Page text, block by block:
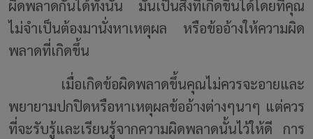
ผิดพลาดกันได้ทั้งนั้น มันเป็นสิ่งที่เกิดขึ้นได้โดยที่คุณ
ไม่จำเป็นต้องมานั่งหาเหตุผล หรือข้ออ้างให้ความผิด
พลาดที่เกิดขึ้น
เมื่อเกิดข้อผิดพลาดขึ้นคุณไม่ควรจะอายและ
พยายามปกปิดหรือหาเหตุผลข้ออ้างต่างๆนาๆ แต่ควร
ที่จะรับรู้และเรียนรู้จากความผิดพลาดนั้นไว้ให้ดี การ